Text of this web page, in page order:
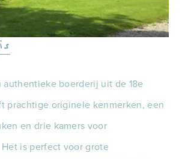
authentieke boerderij uit de 18e
prachtige originele kenmerken, een
en drie kamers voor
is perfect voor grote